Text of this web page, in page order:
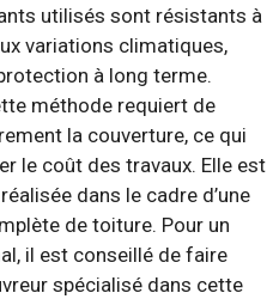
utilisés sont résistants à
variations climatiques,
à long terme.
méthode requiert de
la couverture, ce qui
le coût des travaux. Elle est
dans le cadre d’une
de toiture. Pour un
il est conseillé de faire
spécialisé dans cette